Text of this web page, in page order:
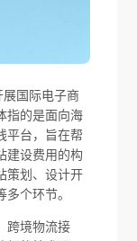
展国际电子商
指的是面向海
平台，旨在帮
建设费用的构
策划、设计开
个环节。
跨境物流接